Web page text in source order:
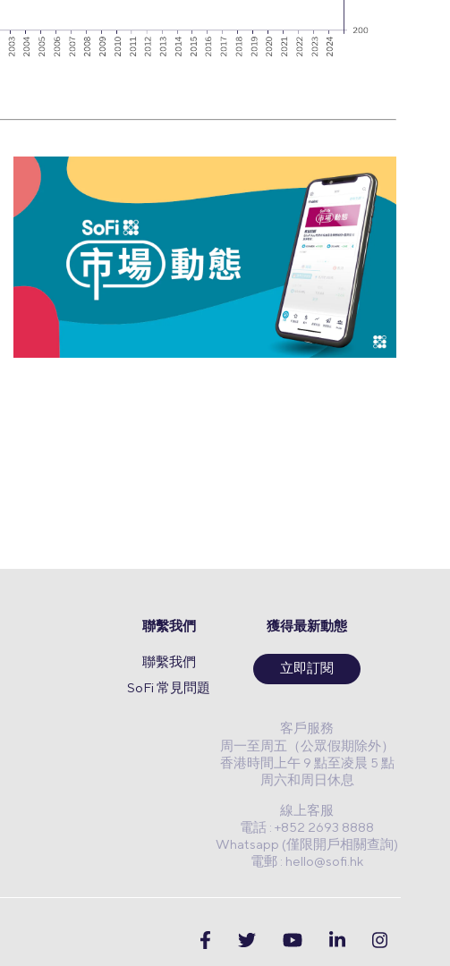
聯繫我們
聯繫我們
SoFi 常見問題
獲得最新動態
立即訂閱
客戶服務
周一至周五（公眾假期除外）
香港時間上午 9 點至凌晨 5 點
周六和周日休息
線上客服
電話 : +852 2693 8888
Whatsapp (僅限開戶相關查詢)
電郵 : hello@sofi.hk